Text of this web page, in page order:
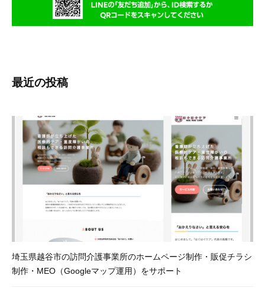
最近の投稿
埼玉県越谷市の訪問介護事業所のホームページ制作・販促チラシ
制作・MEO（Googleマップ運用）をサポート